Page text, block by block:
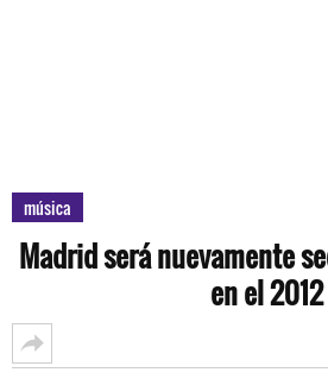
música
Madrid será nuevamente
en el 2012